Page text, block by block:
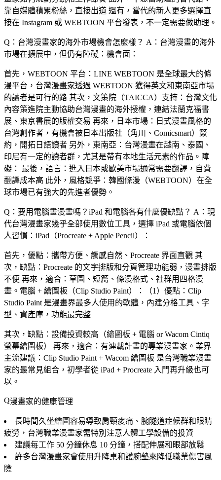
靠自媒體積累粉絲，直接出道 還有，當代的新人更多選擇直
接在 Instagram 或 WEBTOON 平台發表，不一定需要做助理。
Q：台灣漫畫家的海外市場機會怎麼樣？ A：台灣漫畫的海外
市場在擴展中，但仍有障礙：機會面：
首先， WEBTOON 平台 ：LINE WEBTOON 是全球最大的條
漫平台，台灣漫畫家透過 WEBTOON 獲得英文和東南亞市場
的讀者是可行的路 其次， 文策院（TAICCA）支持 ：台灣文化
內容策進院主動協助台灣漫畫的海外授權，連結法蘭克福書
展、東京書展的版權交易 再來， 日本市場 ：日式漫畫風格的
台灣創作者，有機會被日本出版社（角川、Comicsmart）簽
約，開拓日語讀者 另外， 東南亞 ：台灣漫畫在越南、泰國、
印尼有一定的讀者群，尤其是帶有本地生活元素的作品。障
礙： 最後，語言：進入日本或歐美市場通常需要翻譯，自費
翻譯成本高 此外，風格競爭：韓國條漫（WEBTOON）在全
球市場已有強大的先進者優勢。
Q：要用電腦畫漫畫嗎？iPad 和電腦各有什麼優缺點？ A：現
代台灣漫畫家幾乎全部使用數位工具，選擇 iPad 或電腦依個
人習慣： iPad（Procreate + Apple Pencil） ：
首先，優點：攜帶方便、觸感自然、Procreate 界面直觀 其
次，缺點：Procreate 的文字排版和分頁管理功能弱，漫畫排版
不便 再來，適合：草圖、短篇、條漫格式、社群用四格漫
畫。 電腦 + 繪圖板（Clip Studio Paint）
：（1）優點：Clip
Studio Paint 是漫畫界最多人使用的軟體，內建分格工具、字
型、資產庫，功能最完整
其次，缺點：設備投資較高（繪圖板 + 電腦 or Wacom Cintiq
螢幕繪圖板） 再來，適合：有連載計畫的專業漫畫家。業界
主流建議： Clip Studio Paint + Wacom 繪圖板 是台灣職業漫畫
家的最常見組合，初學者從 iPad + Procreate 入門再升級也可
以。
漫畫家的健康管理
長時間久坐繪圖容易導致肩頸痠痛、腕隧道症候群和眼睛
疲勞，台灣職業漫畫家需特別注意人體工學設備的投資
建議每工作 50 分鐘休息 10 分鐘，搭配伸展和眼部放鬆
許多台灣漫畫家會使用升降桌和護腕墊來降低職業傷害風
險